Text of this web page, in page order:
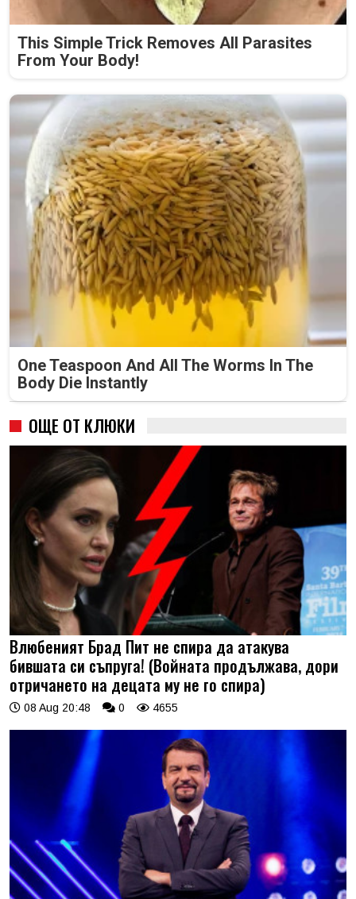
This Simple Trick Removes All Parasites
From Your Body!
One Teaspoon And All The Worms In The
Body Die Instantly
ОЩЕ ОТ КЛЮКИ
Влюбеният Брад Пит не спира да атакува
бившата си съпруга! (Войната продължава, дори
отричането на децата му не го спира)
08 Aug 20:48 0 4655